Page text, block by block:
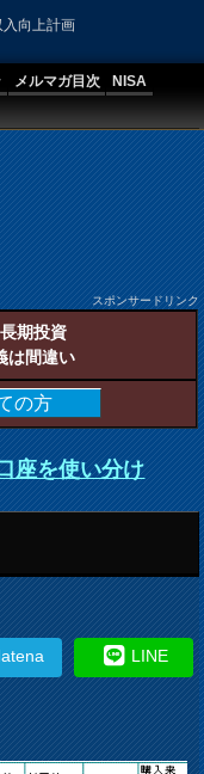
向上計画
メルマガ目次
NISA
スポンサードリンク
期投資
は間違い
の方
座を使い分け
LINE